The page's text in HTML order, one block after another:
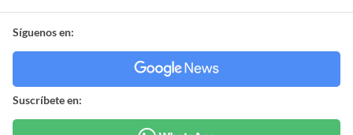
Síguenos en:
Suscríbete en: